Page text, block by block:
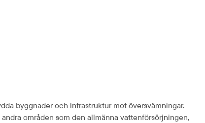
byggnader och infrastruktur mot översvämningar.
områden som den allmänna vattenförsörjningen,